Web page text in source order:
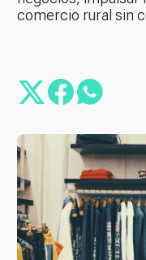
comercio rural sin